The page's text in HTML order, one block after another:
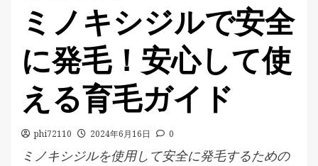
ミノキシジルで安全
に発毛！安心して使
える育毛ガイド
phi72110 2024年6月16日 0
ミノキシジルを使用して安全に発毛するための